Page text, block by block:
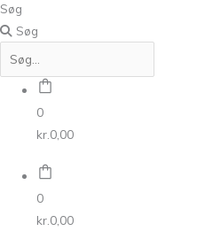
Søg
Søg
0
kr. 0,00
0
kr. 0,00